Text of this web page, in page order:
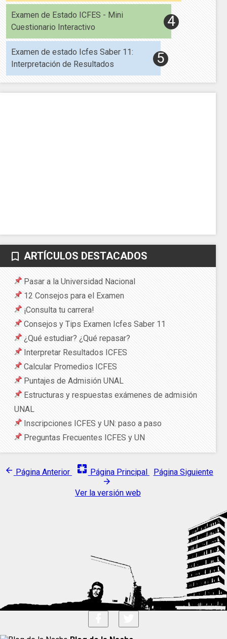
Examen de Estado ICFES - Mini
Cuestionario Interactivo
Examen de estado Icfes Saber 11:
Interpretación de Resultados
bookmark_border ARTÍCULOS DESTACADOS
Pasar a la Universidad Nacional
12 Consejos para el Examen
¡Consulta tu carrera!
Consejos y Tips Examen Icfes Saber 11
¿Qué estudiar? ¿Qué repasar?
Interpretar Resultados ICFES
Calcular Promedios ICFES
Puntajes de Admisión UNAL
Estructuras y respuestas exámenes de admisión
UNAL
Inscripciones ICFES y UN: paso a paso
Preguntas Frecuentes ICFES y UN
arrow_back Página Anterior pages Página Principal Página Siguiente
arrow_forward
Ver la versión web